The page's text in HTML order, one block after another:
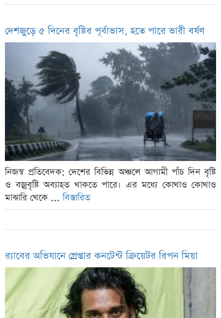
দেশজুড়ে ৫ দিনের বৃষ্টির পূর্বাভাস, হতে পারে ভারী বর্ষণ
নিজস্ব প্রতিবেদক: দেশের বিভিন্ন অঞ্চলে আগামী পাঁচ দিন বৃষ্টি
ও বজ্রবৃষ্টি অব্যাহত থাকতে পারে। এর মধ্যে কোথাও কোথাও
মাঝারি থেকে ...বিস্তারিত
র‍্যাবের অভিযানে গ্রেপ্তার কনটেন্ট ক্রিয়েটর রিপন মিয়া